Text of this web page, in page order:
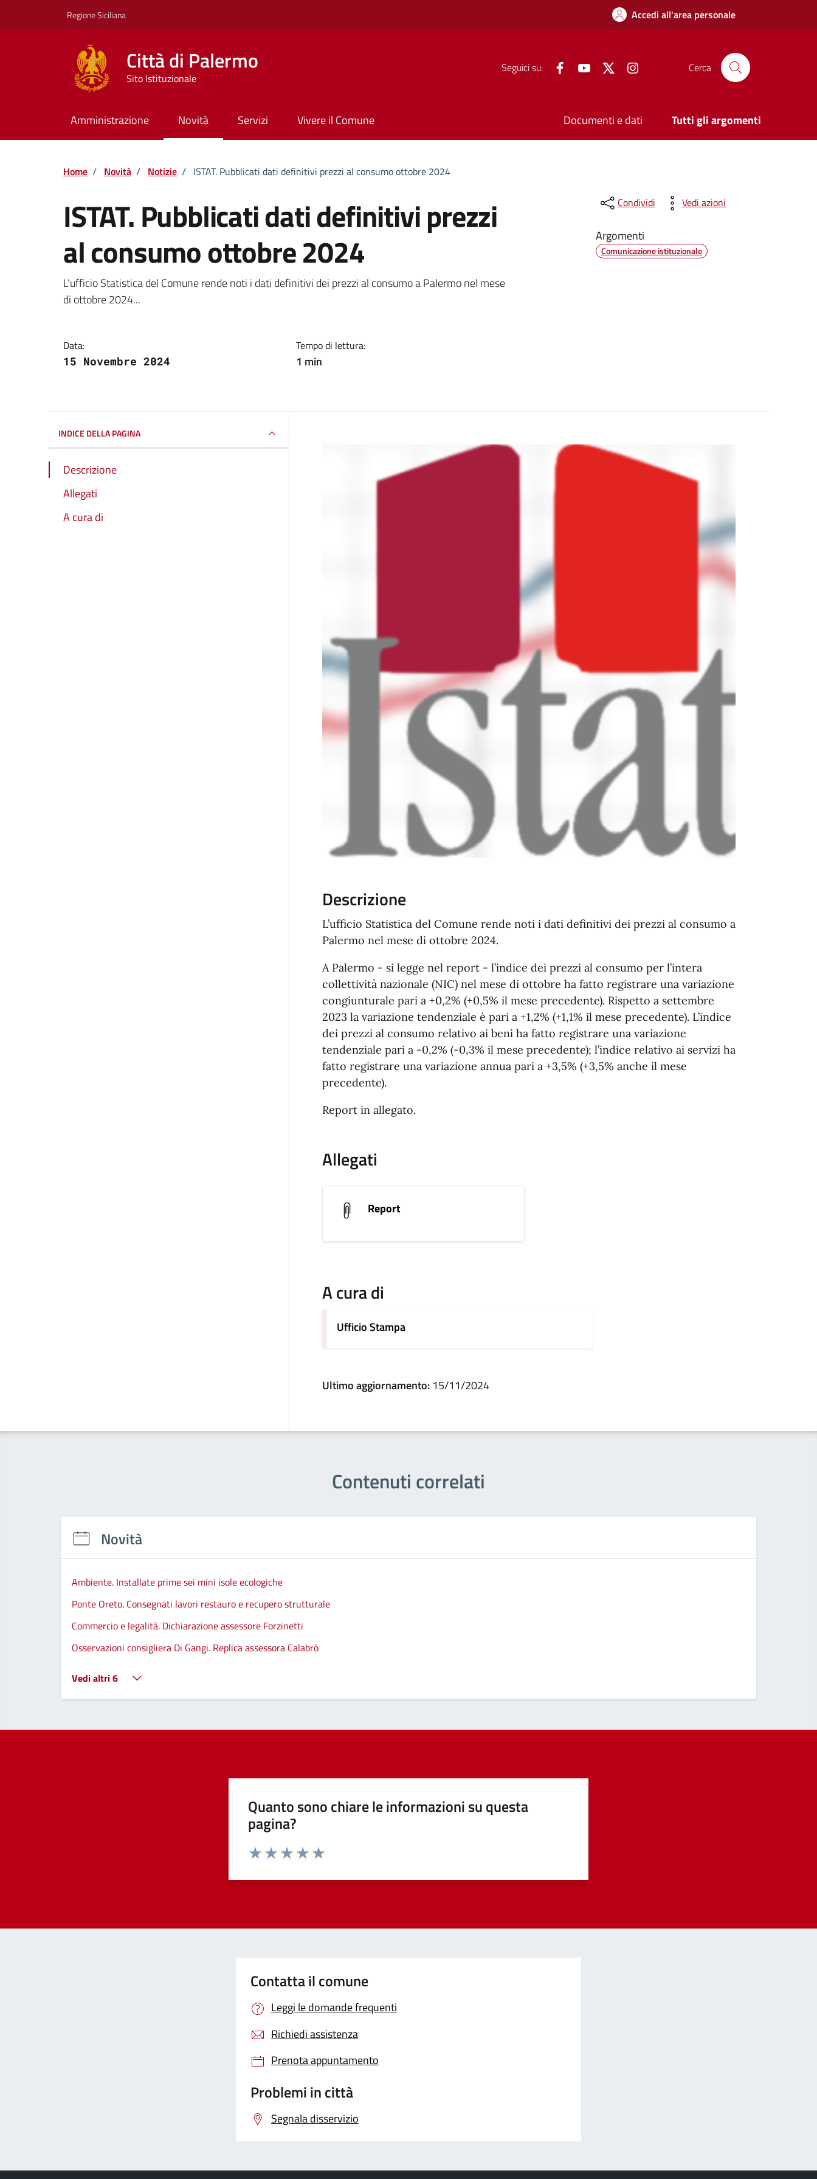
Regione Siciliana Accedi all'area personale
Città di Palermo
Sito Istituzionale
Seguici su: FacebookYouTube Twitter Cerca
Amministrazione Novità Servizi Vivere il Comune Documenti e dati Tutti gli argomenti
Home / Novità / Notizie / ISTAT. Pubblicati dati definitivi prezzi al consumo ottobre 2024
ISTAT. Pubblicati dati definitivi prezzi
al consumo ottobre 2024
Dettagli della notizia
L’ufficio Statistica del Comune rende noti i dati definitivi dei prezzi al consumo a Palermo nel mese
di ottobre 2024...
Data:
15 Novembre 2024
Tempo di lettura:
1 min
Condividi Vedi azioni
Argomenti
Comunicazione istituzionale
INDICE DELLA PAGINA
Descrizione
Allegati
A cura di
Descrizione
L’ufficio Statistica del Comune rende noti i dati definitivi dei prezzi al consumo a
Palermo nel mese di ottobre 2024.
A Palermo - si legge nel report - l’indice dei prezzi al consumo per l’intera
collettività nazionale (NIC) nel mese di ottobre ha fatto registrare una variazione
congiunturale pari a +0,2% (+0,5% il mese precedente). Rispetto a settembre
2023 la variazione tendenziale è pari a +1,2% (+1,1% il mese precedente). L’indice
dei prezzi al consumo relativo ai beni ha fatto registrare una variazione
tendenziale pari a -0,2% (-0,3% il mese precedente); l’indice relativo ai servizi ha
fatto registrare una variazione annua pari a +3,5% (+3,5% anche il mese
precedente).
Report in allegato.
Allegati
Report
A cura di
Ufficio Stampa
Ultimo aggiornamento: 15/11/2024
Contenuti correlati
Novità
Ambiente. Installate prime sei mini isole ecologiche
Ponte Oreto. Consegnati lavori restauro e recupero strutturale
Commercio e legalità. Dichiarazione assessore Forzinetti
Osservazioni consigliera Di Gangi. Replica assessora Calabrò
Vedi altri 6
Quanto sono chiare le informazioni su questa
pagina?
Contatta il comune
Leggi le domande frequenti
Richiedi assistenza
Prenota appuntamento
Problemi in città
Segnala disservizio